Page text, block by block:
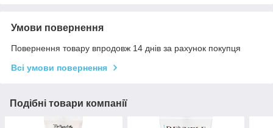
Умови повернення
Повернення товару впродовж 14 днів за рахунок покупця
Всі умови повернення
Подібні товари компанії